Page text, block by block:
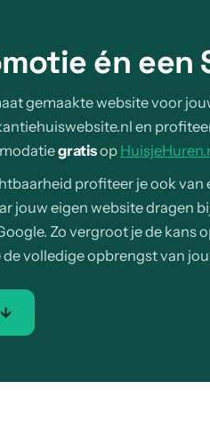
én een
gemaakte website voor
en
gratisop
profiteer je ook van
jouw eigen website dragen
Zo vergroot je de kans
volledige opbrengst van